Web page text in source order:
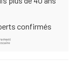
confirmés